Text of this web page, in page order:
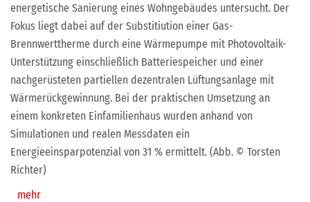
energetische Sanierung eines Wohngebäudes untersucht. Der
Fokus liegt dabei auf der Substitiution einer Gas-
Brennwerttherme durch eine Wärmepumpe mit Photovoltaik-
Unterstützung einschließlich Batteriespeicher und einer
nachgerüsteten partiellen dezentralen Lüftungsanlage mit
Wärmerückgewinnung. Bei der praktischen Umsetzung an
einem konkreten Einfamilienhaus wurden anhand von
Simulationen und realen Messdaten ein
Energieeinsparpotenzial von 31 % ermittelt. (Abb. © Torsten
Richter)
mehr